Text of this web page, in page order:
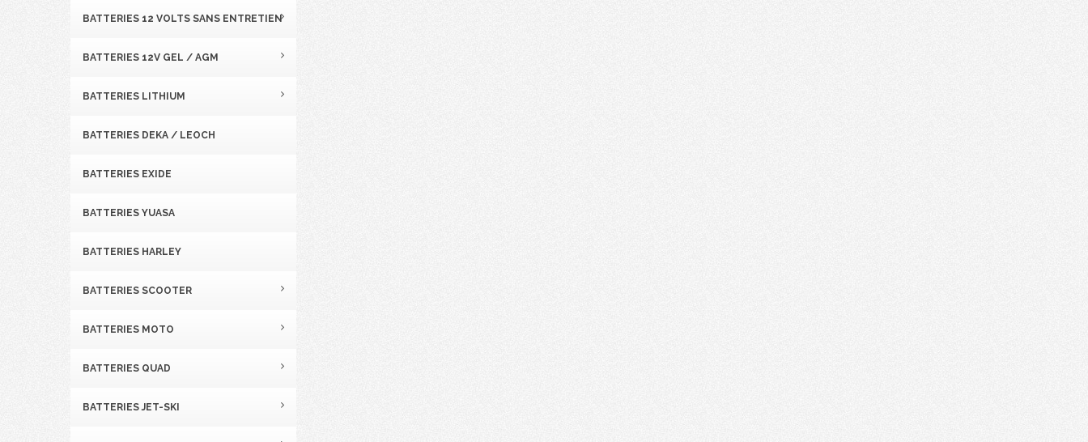
BATTERIES 12 VOLTS SANS ENTRETIEN
BATTERIES 12V GEL / AGM
BATTERIES LITHIUM
BATTERIES DEKA / LEOCH
BATTERIES EXIDE
BATTERIES YUASA
BATTERIES HARLEY
BATTERIES SCOOTER
BATTERIES MOTO
BATTERIES QUAD
BATTERIES JET-SKI